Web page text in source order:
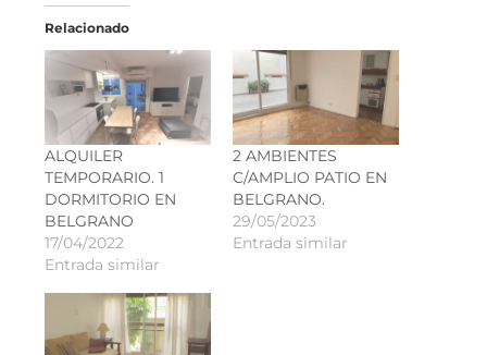
Relacionado
ALQUILER
TEMPORARIO. 1
DORMITORIO EN
BELGRANO
17/04/2022
Entrada similar
2 AMBIENTES
C/AMPLIO PATIO EN
BELGRANO.
29/05/2023
Entrada similar